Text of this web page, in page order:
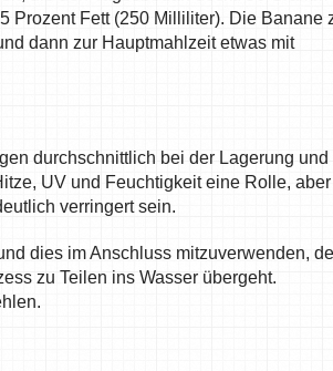
Prozent Fett (250 Milliliter). Die Banane
dann zur Hauptmahlzeit etwas mit
durchschnittlich bei der Lagerung und
UV und Feuchtigkeit eine Rolle, aber
verringert sein.
dies im Anschluss mitzuverwenden,
zu Teilen ins Wasser übergeht.